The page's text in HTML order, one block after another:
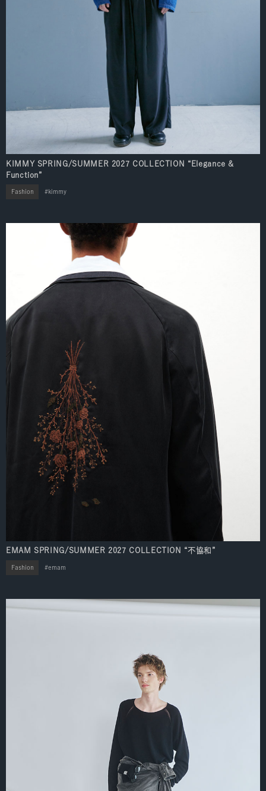
KIMMY SPRING/SUMMER 2027 COLLECTION “Elegance &
Function”
Fashion kimmy
EMAM SPRING/SUMMER 2027 COLLECTION “不協和”
Fashion emam